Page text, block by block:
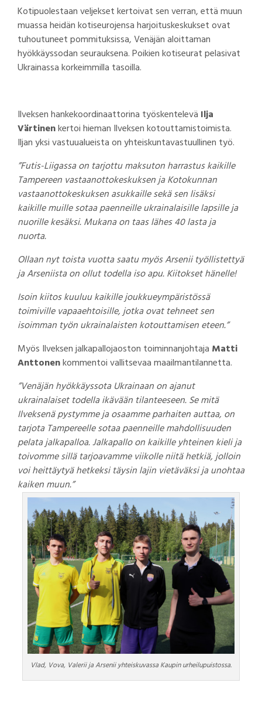
Kotipuolestaan veljekset kertoivat sen verran, että muun
muassa heidän kotiseurojensa harjoituskeskukset ovat
tuhoutuneet pommituksissa, Venäjän aloittaman
hyökkäyssodan seurauksena. Poikien kotiseurat pelasivat
Ukrainassa korkeimmilla tasoilla.
Ilveksen hankekoordinaattorina työskentelevä Ilja
Värtinenkertoi hieman Ilveksen kotouttamistoimista.
Iljan yksi vastuualueista on yhteiskuntavastuullinen työ.
”Futis-Liigassa on tarjottu maksuton harrastus kaikille
Tampereen vastaanottokeskuksen ja Kotokunnan
vastaanottokeskuksen asukkaille sekä sen lisäksi
kaikille muille sotaa paenneille ukrainalaisille lapsille ja
nuorille kesäksi. Mukana on taas lähes 40 lasta ja
nuorta.
Ollaan nyt toista vuotta saatu myös Arsenii työllistettyä
ja Arseniista on ollut todella iso apu. Kiitokset hänelle!
Isoin kiitos kuuluu kaikille joukkueympäristössä
toimiville vapaaehtoisille, jotka ovat tehneet sen
isoimman työn ukrainalaisten kotouttamisen eteen.”
Myös Ilveksen jalkapallojaoston toiminnanjohtaja Matti
Anttonenkommentoi vallitsevaa maailmantilannetta.
”Venäjän hyökkäyssota Ukrainaan on ajanut
ukrainalaiset todella ikävään tilanteeseen. Se mitä
Ilveksenä pystymme ja osaamme parhaiten auttaa, on
tarjota Tampereelle sotaa paenneille mahdollisuuden
pelata jalkapalloa. Jalkapallo on kaikille yhteinen kieli ja
toivomme sillä tarjoavamme viikolle niitä hetkiä, jolloin
voi heittäytyä hetkeksi täysin lajin vietäväksi ja unohtaa
kaiken muun.”
Vlad, Vova, Valerii ja Arsenii yhteiskuvassa Kaupin urheilupuistossa.